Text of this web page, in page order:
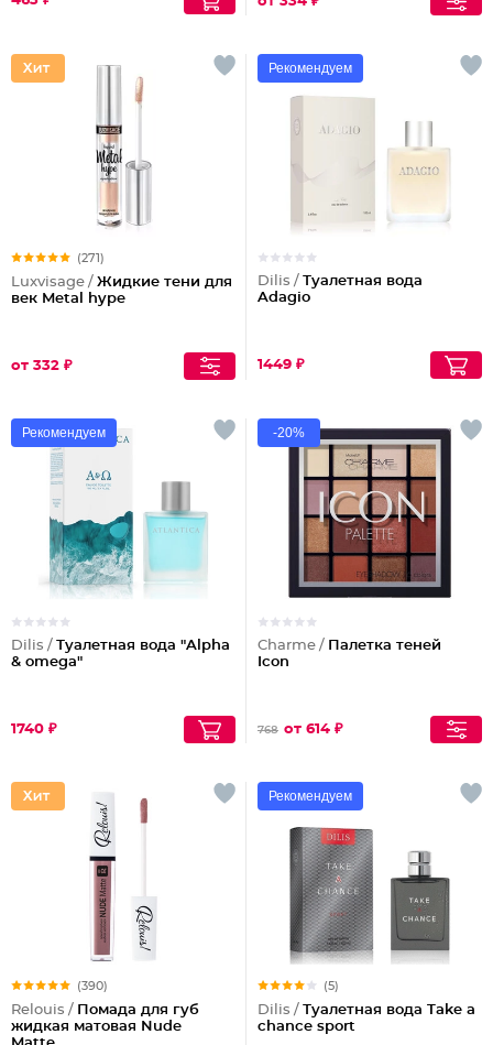
(271)
Luxvisage / Жидкие тени для
век Metal hype
от 332 ₽
Рекомендуем
Dilis / Туалетная вода
Adagio
1449 ₽
Рекомендуем
Dilis / Туалетная вода "Alpha
& omega"
1740 ₽
-20%
Charme / Палетка теней
Icon
768 от 614 ₽
(390)
Relouis / Помада для губ
жидкая матовая Nude
Рекомендуем
(5)
Dilis / Туалетная вода Take a
chance sport